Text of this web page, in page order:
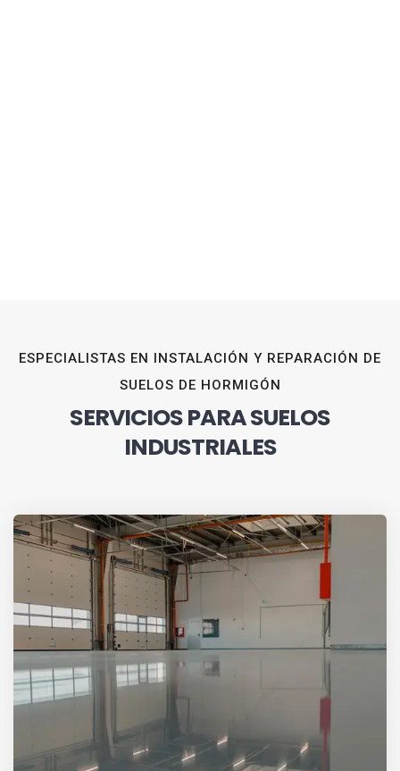
ESPECIALISTAS EN INSTALACIÓN Y REPARACIÓN DE
SUELOS DE HORMIGÓN
SERVICIOS PARA SUELOS
INDUSTRIALES